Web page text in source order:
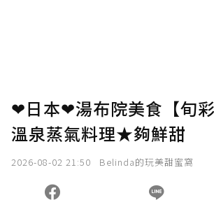
❤日本❤湯布院美食【旬
溫泉蒸氣料理★夠鮮甜
2026-08-02 21:50 Belinda的玩美甜蜜窩